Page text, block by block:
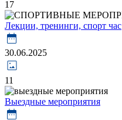
17
Лекции, тренинги, спорт час
30.06.2025
11
Выездные мероприятия